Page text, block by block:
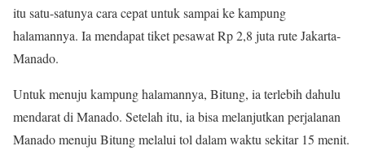
itu satu-satunya cara cepat untuk sampai ke kampung
halamannya. Ia mendapat tiket pesawat Rp 2,8 juta rute Jakarta-
Manado.
Untuk menuju kampung halamannya, Bitung, ia terlebih dahulu
mendarat di Manado. Setelah itu, ia bisa melanjutkan perjalanan
Manado menuju Bitung melalui tol dalam waktu sekitar 15 menit.